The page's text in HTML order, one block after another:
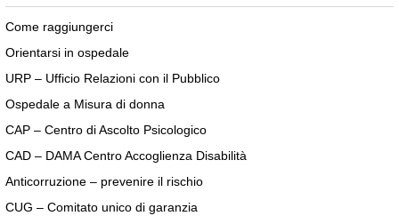
Come raggiungerci
Orientarsi in ospedale
URP – Ufficio Relazioni con il Pubblico
Ospedale a Misura di donna
CAP – Centro di Ascolto Psicologico
CAD – DAMA Centro Accoglienza Disabilità
Anticorruzione – prevenire il rischio
CUG – Comitato unico di garanzia